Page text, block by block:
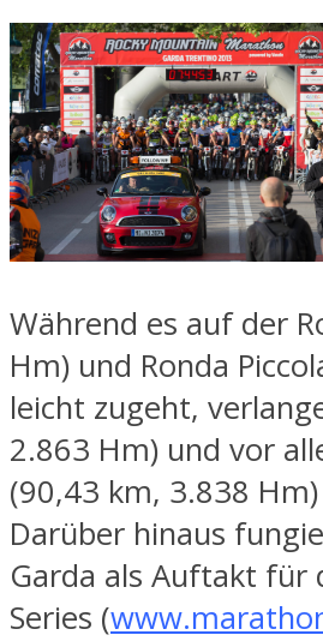
Während es auf der
Hm) und Ronda
leicht zugeht,
2.863 Hm) und vor
(90,43 km, 3.838
Darüber hinaus
Garda als Auftakt für
Series (